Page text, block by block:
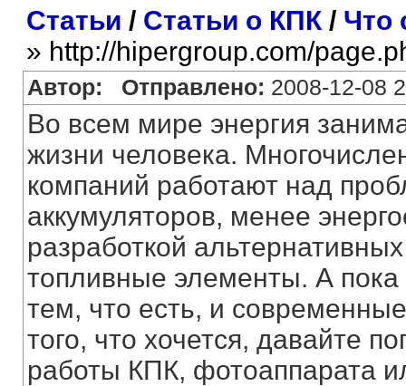
Статьи / Статьи о КПК/ Что
» http://hipergroup.com/
Автор: Отправлено: 2008-12-08
Во всем мире энергия
жизни человека.
компаний работают над
аккумуляторов, менее
разработкой
топливные элементы. А пока
тем, что есть, и
того, что хочется, давайте
работы КПК, фотоаппарата